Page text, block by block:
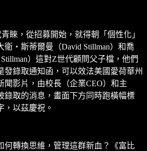
睞，從招募開始，就得朝「個性化」
衛‧斯蒂爾曼（David Stillman）和喬
）這對Z世代顧問父子檔，他們
發錄取通知函，可以效法美國愛荷華州
聞影片，由校長（企業CEO）和主
錄取的消息，畫面下方同時跑橫幅標
，以茲慶祝。
何轉換思維，管理這群新血？《富比